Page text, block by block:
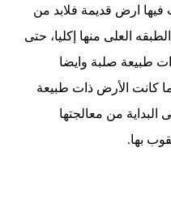
ارض قديمة فلابد من
العلى منها إكليا، حتى
طبيعة صلبة وايضا
كانت الأرض ذات طبيعة
من معالجتها
بها.